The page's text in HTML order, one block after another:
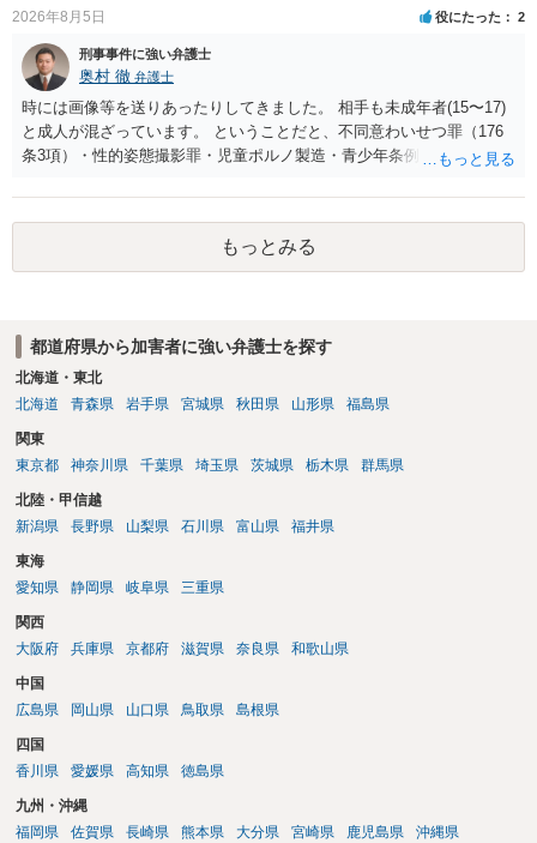
2026年8月5日 役にたった 2
刑事事件に強い弁護士
奥村 徹 弁護士
時には画像等を送りあったりしてきました。 相手も未成年者(15〜17)
と成人が混ざっています。 ということだと、不同意わいせつ罪（176
条3項）・性的姿態撮影罪・児童ポルノ製造・青少年条例違反（わいせ
で、警察にバレれば、それなりの捜査を受けるでしょう。
もっとみる
都道府県から加害者に強い弁護士を探す
北海道・東北
北海道
青森県 岩手県 宮城県 秋田県 山形県 福島県
関東
東京都
神奈川県 千葉県 埼玉県 茨城県 栃木県 群馬県
北陸・甲信越
新潟県
長野県 山梨県 石川県 富山県 福井県
東海
愛知県
静岡県 岐阜県 三重県
関西
大阪府
兵庫県 京都府 滋賀県 奈良県 和歌山県
中国
広島県
岡山県 山口県 鳥取県 島根県
四国
香川県
愛媛県 高知県 徳島県
九州・沖縄
福岡県
佐賀県 長崎県 熊本県 大分県 宮崎県 鹿児島県 沖縄県